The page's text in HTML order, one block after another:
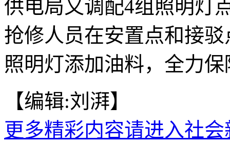
供电局又调配4组照明灯
抢修人员在安置点和接
照明灯添加油料，全力
【编辑:刘湃】
更多精彩内容请进入社会